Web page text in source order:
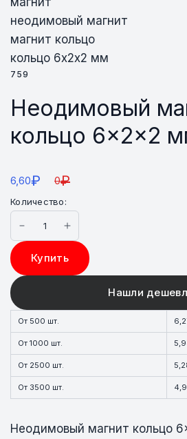
неодимовый магнит
магнит кольцо
кольцо 6х2х2 мм
759
Неодимовый
кольцо 6×2×2
6,60₽ 0₽
Количество:
Купить
От 500 шт.
От 1000 шт.
От 2500 шт.
От 3500 шт.
Неодимовый магнит кольцо